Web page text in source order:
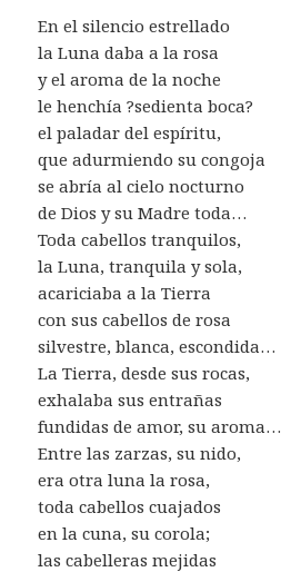
En el silencio estrellado
la Luna daba a la rosa
y el aroma de la noche
le henchía ?sedienta boca?
el paladar del espíritu,
que adurmiendo su congoja
se abría al cielo nocturno
de Dios y su Madre toda…
Toda cabellos tranquilos,
la Luna, tranquila y sola,
acariciaba a la Tierra
con sus cabellos de rosa
silvestre, blanca, escondida…
La Tierra, desde sus rocas,
exhalaba sus entrañas
fundidas de amor, su aroma…
Entre las zarzas, su nido,
era otra luna la rosa,
toda cabellos cuajados
en la cuna, su corola;
las cabelleras mejidas